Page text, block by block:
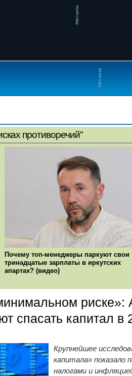
противоречий"
Почему топ-менеджеры паркуют свои
тринадцатые зарплаты в иркутских
апартах? (видео)
спасать капитал в
Крупнейшее
капитала» показало
налогами и